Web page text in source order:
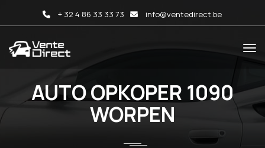
+ 32 4 86 33 33 73 info@ventedirect.be
AUTO OPKOPER 1090
WORPEN